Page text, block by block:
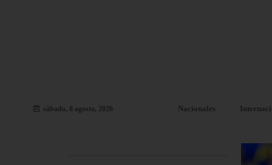
sábado, 8 agosto, 2026 Nacionales